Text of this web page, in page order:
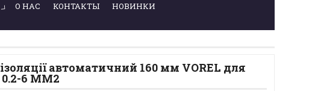
О НАС КОНТАКТЫ НОВИНКИ
автоматичний 160 мм VOREL для
0.2-6 ММ2